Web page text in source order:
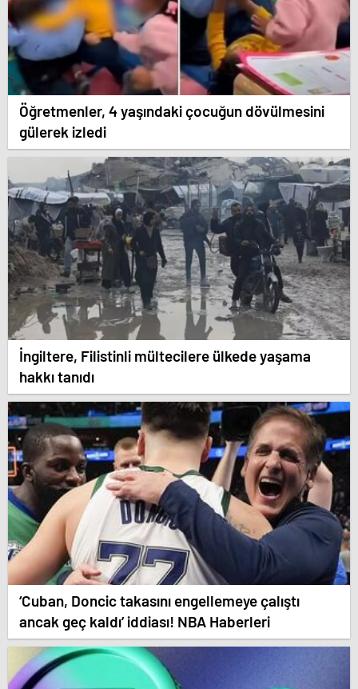
Öğretmenler, 4 yaşındaki çocuğun dövülmesini
gülerek izledi
İngiltere, Filistinli mültecilere ülkede yaşama
hakkı tanıdı
‘Cuban, Doncic takasını engellemeye çalıştı
ancak geç kaldı’ iddiası! NBA Haberleri